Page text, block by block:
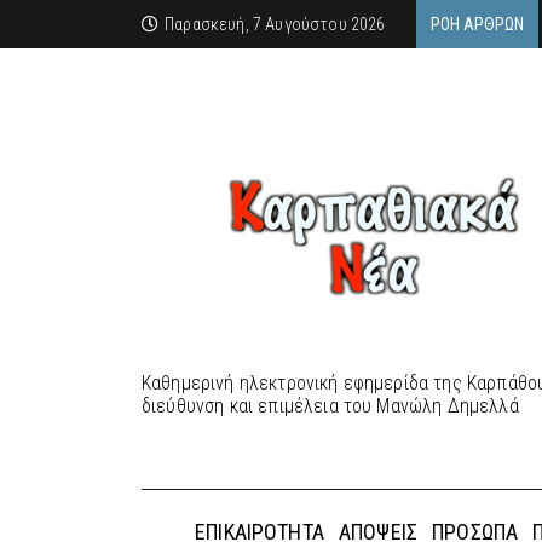
Παρασκευή, 7 Αυγούστου 2026 ΡΟΉ ΆΡΘΡΩΝ
Καθημερινή ηλεκτρονική εφημερίδα της
διεύθυνση και επιμέλεια του Μανώλη Δημελλά
ΕΠΙΚΑΙΡΌΤΗΤΑ ΑΠΌΨΕΙΣ ΠΡΌΣΩΠΑ